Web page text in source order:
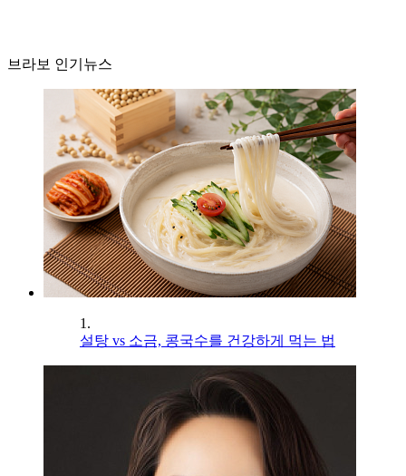
브라보 인기뉴스
1.
설탕 vs 소금, 콩국수를 건강하게 먹는 법